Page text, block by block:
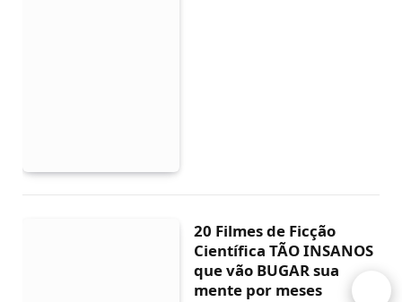
20 Filmes de Ficção
Científica TÃO INSANOS
que vão BUGAR sua
mente por meses